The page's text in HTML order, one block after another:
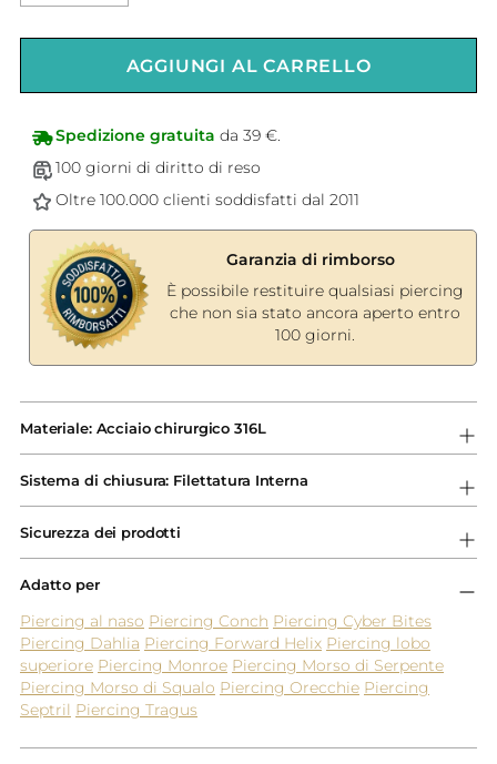
AGGIUNGI AL CARRELLO
Spedizione gratuita da 39 €.
100 giorni di diritto di reso
Oltre 100.000 clienti soddisfatti dal 2011
Garanzia di rimborso
È possibile restituire qualsiasi piercing
che non sia stato ancora aperto entro
100 giorni.
prodotto
al
carrello...
Materiale: Acciaio chirurgico 316L
Sistema di chiusura: Filettatura Interna
Sicurezza dei prodotti
Adatto per
Piercing al naso Piercing Conch Piercing Cyber Bites
Piercing Dahlia Piercing Forward Helix Piercing lobo
superiore Piercing Monroe Piercing Morso di Serpente
Piercing Morso di Squalo Piercing Orecchie Piercing
Septril Piercing Tragus